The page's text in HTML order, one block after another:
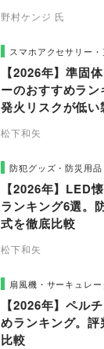
野村ケンジ 氏
スマホアクセサリー
【2026年】準固
ーのおすすめラ
発火リスクが低
松下和矢
防犯グッズ・防災用品
【2026年】LED
ランキング6選。
式を徹底比較
松下和矢
扇風機・サーキュレー
【2026年】ペル
めランキング。
比較